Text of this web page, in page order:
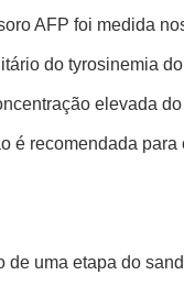
AFP foi medida
do tyrosinemia
elevada
é recomendada
uma etapa do